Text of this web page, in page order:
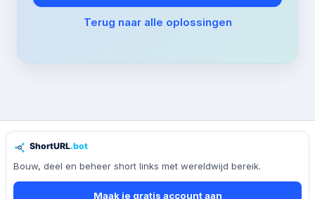
Terug naar alle oplossingen
Bouw, deel en beheer short links met wereldwijd bereik.
Maak je gratis account aan